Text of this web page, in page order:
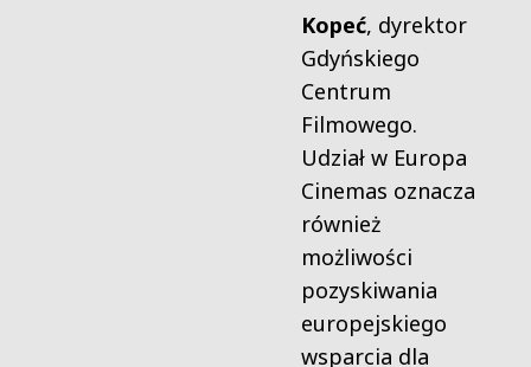
Kopeć, dyrektor
Gdyńskiego
Centrum
Filmowego.
Udział w Europa
Cinemas oznacza
również
możliwości
pozyskiwania
europejskiego
wsparcia dla